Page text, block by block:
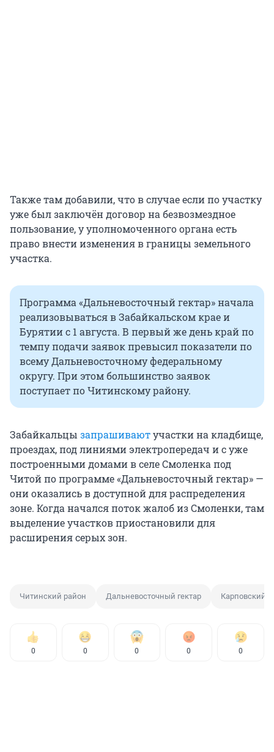
Также там добавили, что в случае если по участку
уже был заключён договор на безвозмездное
пользование, у уполномоченного органа есть
право внести изменения в границы земельного
участка.
Программа «Дальневосточный гектар» начала
реализовываться в Забайкальском крае и
Бурятии с 1 августа. В первый же день край по
темпу подачи заявок превысил показатели по
всему Дальневосточному федеральному
округу. При этом большинство заявок
поступает по Читинскому району.
Забайкальцы запрашиваютучастки на кладбище,
проездах, под линиями электропередач и с уже
построенными домами в селе Смоленка под
Читой по программе «Дальневосточный гектар» —
они оказались в доступной для распределения
зоне. Когда начался поток жалоб из Смоленки, там
выделение участков приостановили для
расширения серых зон.
Читинский район Дальневосточный гектар Карповский
0 0 0 0 0